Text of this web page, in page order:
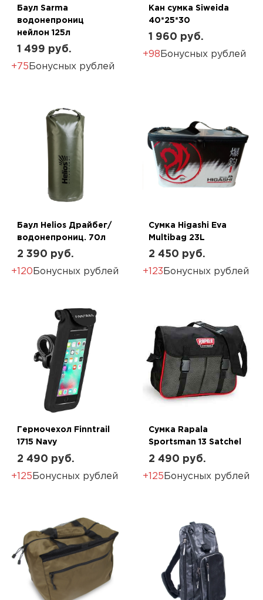
Баул Sarma
водонепрониц
нейлон 125л
1 499 руб.
+75 Бонусных рублей
Кан сумка Siweida
40*25*30
1 960 руб.
+98 Бонусных рублей
Баул Helios Драйбег/
водонепрониц. 70л
2 390 руб.
+120 Бонусных рублей
Сумка Higashi Eva
Multibag 23L
2 450 руб.
+123 Бонусных рублей
Гермочехол Finntrail
1715 Navy
2 490 руб.
+125 Бонусных рублей
Сумка Rapala
Sportsman 13 Satchel
2 490 руб.
+125 Бонусных рублей